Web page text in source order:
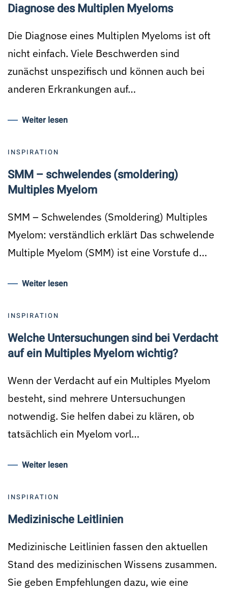
Diagnose des Multiplen Myeloms
Die Diagnose eines Multiplen Myeloms ist oft
nicht einfach. Viele Beschwerden sind
zunächst unspezifisch und können auch bei
anderen Erkrankungen auf…
Weiter lesen
INSPIRATION
SMM – schwelendes (smoldering)
Multiples Myelom
SMM – Schwelendes (Smoldering) Multiples
Myelom: verständlich erklärt Das schwelende
Multiple Myelom (SMM) ist eine Vorstufe d…
Weiter lesen
INSPIRATION
Welche Untersuchungen sind bei Verdacht
auf ein Multiples Myelom wichtig?
Wenn der Verdacht auf ein Multiples Myelom
besteht, sind mehrere Untersuchungen
notwendig. Sie helfen dabei zu klären, ob
tatsächlich ein Myelom vorl…
Weiter lesen
INSPIRATION
Medizinische Leitlinien
Medizinische Leitlinien fassen den aktuellen
Stand des medizinischen Wissens zusammen.
Sie geben Empfehlungen dazu, wie eine